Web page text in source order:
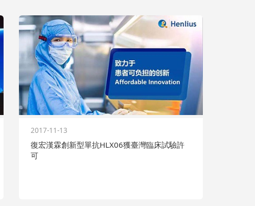
2017-11-13
復宏漢霖創新型單抗HLX06獲臺灣臨床試驗許
可